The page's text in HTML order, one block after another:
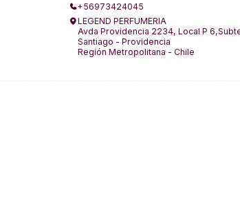
+56973424045
LEGEND PERFUMERIA
Avda Providencia 2234, Local P
Santiago - Providencia
Región Metropolitana - Chile